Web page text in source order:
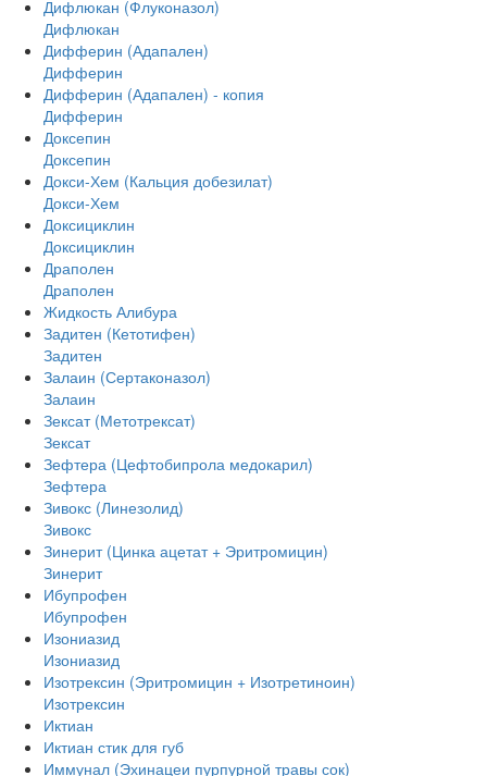
Дифлюкан (Флуконазол)
Дифлюкан
Дифферин (Адапален)
Дифферин
Дифферин (Адапален) - копия
Дифферин
Доксепин
Доксепин
Докси-Хем (Кальция добезилат)
Докси-Хем
Доксициклин
Доксициклин
Драполен
Драполен
Жидкость Алибура
Задитен (Кетотифен)
Задитен
Залаин (Сертаконазол)
Залаин
Зексат (Метотрексат)
Зексат
Зефтера (Цефтобипрола медокарил)
Зефтера
Зивокс (Линезолид)
Зивокс
Зинерит (Цинка ацетат + Эритромицин)
Зинерит
Ибупрофен
Ибупрофен
Изониазид
Изониазид
Изотрексин (Эритромицин + Изотретиноин)
Изотрексин
Иктиан
Иктиан стик для губ
Иммунал (Эхинацеи пурпурной травы сок)